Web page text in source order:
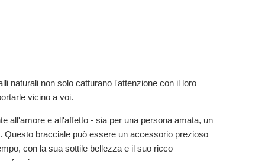
naturali non solo catturano l'attenzione con il loro
vicino a voi.
all'amore e all'affetto - sia per una persona amata, un
Questo bracciale può essere un accessorio prezioso
con la sua sottile bellezza e il suo ricco